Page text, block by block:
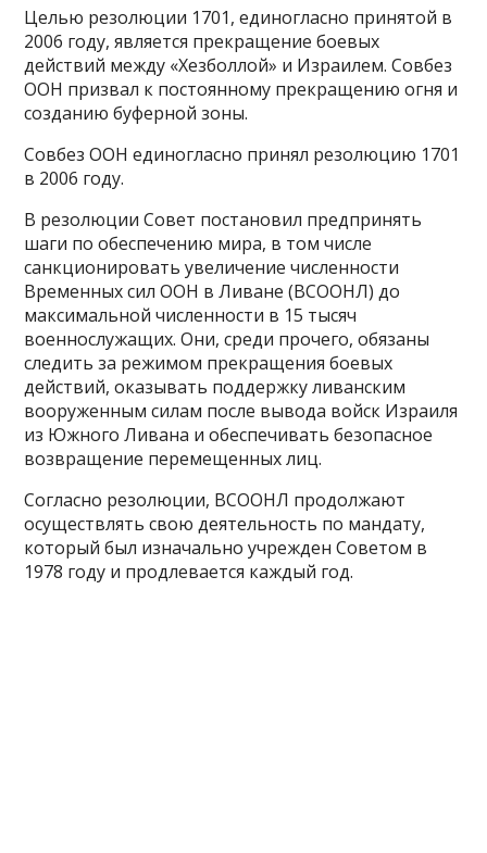
Целью резолюции 1701, единогласно принятой в
2006 году, является прекращение боевых
действий между «Хезболлой» и Израилем. Совбез
ООН призвал к постоянному прекращению огня и
созданию буферной зоны.
Совбез ООН единогласно принял резолюцию 1701
в 2006 году.
В резолюции Совет постановил предпринять
шаги по обеспечению мира, в том числе
санкционировать увеличение численности
Временных сил ООН в Ливане (ВСООНЛ) до
максимальной численности в 15 тысяч
военнослужащих. Они, среди прочего, обязаны
следить за режимом прекращения боевых
действий, оказывать поддержку ливанским
вооруженным силам после вывода войск Израиля
из Южного Ливана и обеспечивать безопасное
возвращение перемещенных лиц.
Согласно резолюции, ВСООНЛ продолжают
осуществлять свою деятельность по мандату,
который был изначально учрежден Советом в
1978 году и продлевается каждый год.